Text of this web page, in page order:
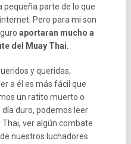
pequeña parte de lo que
Pero para mi son
aportaran mucho a
del Muay Thai.
y queridas,
a él es más fácil que
un ratito muerto o
duro, podemos leer
ver algún combate
nuestros luchadores